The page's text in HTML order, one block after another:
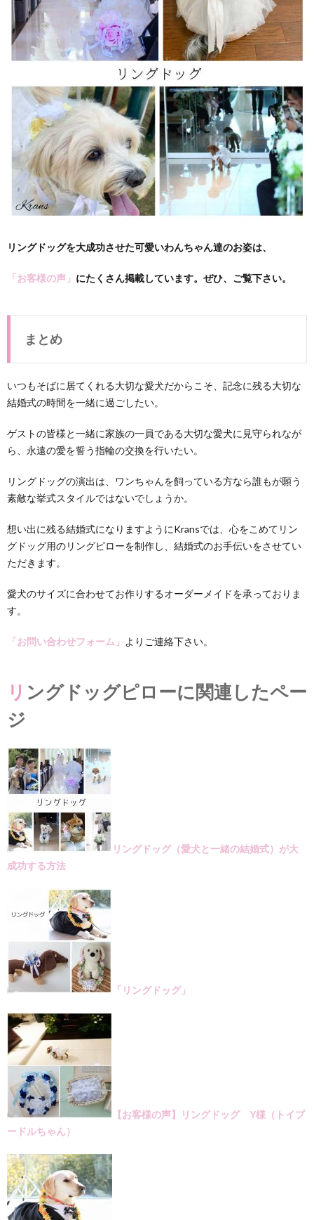
リングドッグを大成功させた可愛いわんちゃん達のお姿は、
「お客様の声」 にたくさん掲載しています。ぜひ、ご覧下さい。
まとめ
いつもそばに居てくれる大切な愛犬だからこそ、記念に残る大切な
結婚式の時間を一緒に過ごしたい。
ゲストの皆様と一緒に家族の一員である大切な愛犬に見守られなが
ら、永遠の愛を誓う指輪の交換を行いたい。
リングドッグの演出は、ワンちゃんを飼っている方なら誰もが願う
素敵な挙式スタイルではないでしょうか。
想い出に残る結婚式になりますようにKransでは、心をこめてリン
グドッグ用のリングピローを制作し、結婚式のお手伝いをさせてい
ただきます。
愛犬のサイズに合わせてお作りするオーダーメイドを承っておりま
す。
「お問い合わせフォーム」 よりご連絡下さい。
リングドッグピローに関連したペー
ジ
リングドッグ（愛犬と一緒の結婚式）が大
成功する方法
「リングドッグ」
【お客様の声】リングドッグ Y様（トイプ
ードルちゃん）